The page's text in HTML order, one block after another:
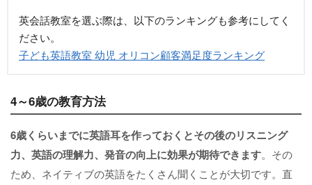
英会話教室を選ぶ際は、以下のランキングも参考にしてく
ださい。
子ども英語教室 幼児 オリコン顧客満足度ランキング
4～6歳の教育方法
6歳くらいまでに英語耳を作っておくとその後のリスニング
力、英語の理解力、発音の向上に効果が期待できます。その
ため、ネイティブの英語をたくさん聞くことが大切です。直